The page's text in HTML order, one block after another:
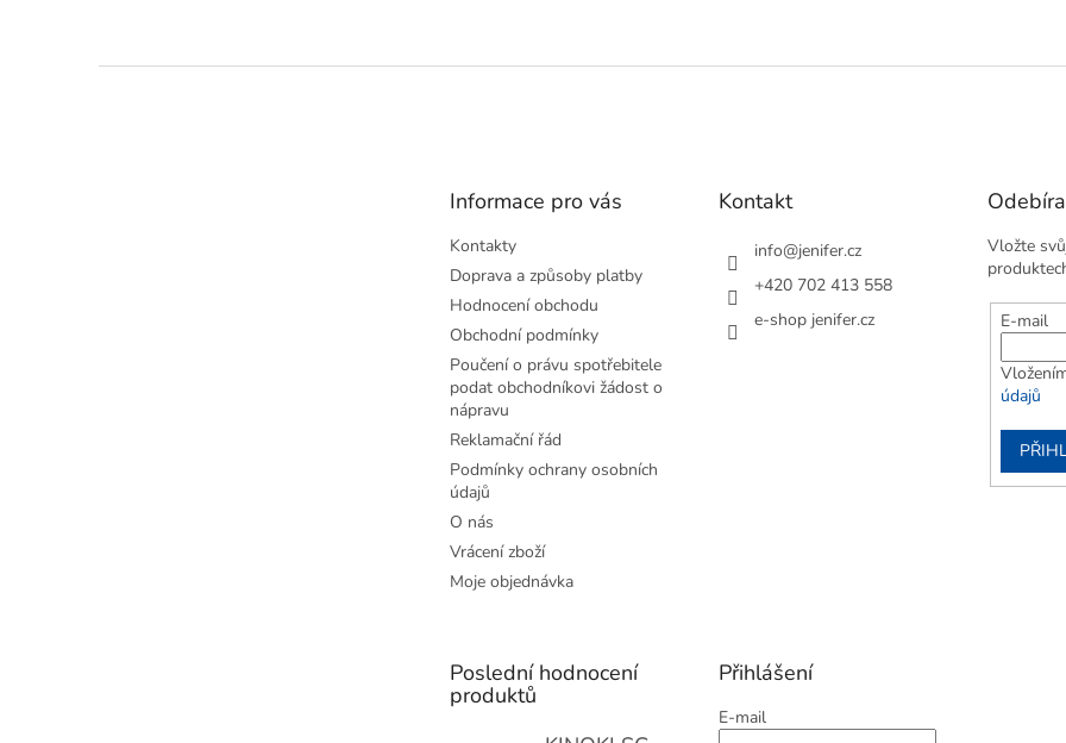
Informace pro vás
Kontakty
Doprava a způsoby platby
Hodnocení obchodu
Obchodní podmínky
Poučení o právu spotřebitele
podat obchodníkovi žádost o
nápravu
Reklamační řád
Podmínky ochrany osobních
údajů
O nás
Vrácení zboží
Moje objednávka
Kontakt
info@jenifer.cz
+420 702 413 558
e-shop jenifer.cz
Vložte
E-mail
údajů
Poslední hodnocení
produktů
Přihlášení
E-mail